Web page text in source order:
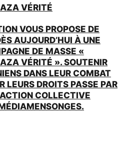
VÉRITÉ
VOUS PROPOSE DE
AUJOURD’HUI À UNE
DE MASSE «
VÉRITÉ ». SOUTENIR
DANS LEUR COMBAT
LEURS DROITS PASSE PAR
COLLECTIVE